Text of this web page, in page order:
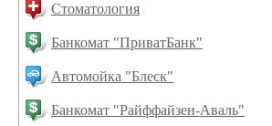
Стоматология
Банкомат "ПриватБанк"
Автомойка "Блеск"
Банкомат "Райффайзен-Аваль"